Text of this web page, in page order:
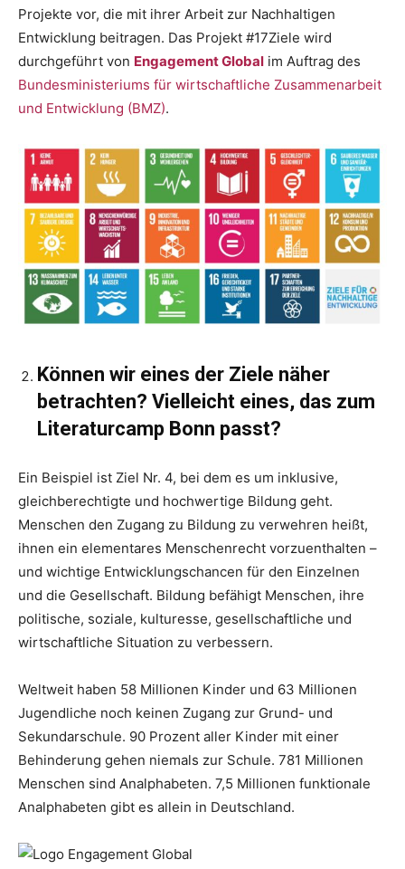
Projekte vor, die mit ihrer Arbeit zur Nachhaltigen
Entwicklung beitragen. Das Projekt #17Ziele wird
durchgeführt von Engagement Global im Auftrag des
Bundesministeriums für wirtschaftliche Zusammenarbeit
und Entwicklung (BMZ).
Können wir eines der Ziele näher
betrachten? Vielleicht eines, das zum
Literaturcamp Bonn passt?
Ein Beispiel ist Ziel Nr. 4, bei dem es um inklusive,
gleichberechtigte und hochwertige Bildung geht.
Menschen den Zugang zu Bildung zu verwehren heißt,
ihnen ein elementares Menschenrecht vorzuenthalten –
und wichtige Entwicklungschancen für den Einzelnen
und die Gesellschaft. Bildung befähigt Menschen, ihre
politische, soziale, kulturesse, gesellschaftliche und
wirtschaftliche Situation zu verbessern.
Weltweit haben 58 Millionen Kinder und 63 Millionen
Jugendliche noch keinen Zugang zur Grund- und
Sekundarschule. 90 Prozent aller Kinder mit einer
Behinderung gehen niemals zur Schule. 781 Millionen
Menschen sind Analphabeten. 7,5 Millionen funktionale
Analphabeten gibt es allein in Deutschland.